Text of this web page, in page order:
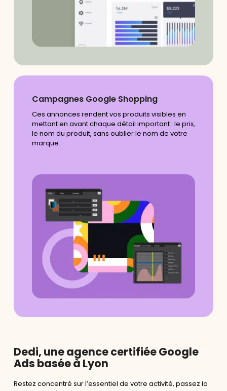
Campagnes Google Shopping
Ces annonces rendent vos produits visibles en
mettant en avant chaque détail important : le prix,
le nom du produit, sans oublier le nom de votre
marque.
Dedi, une agence certifiée Google
Ads basée à Lyon
Restez concentré sur l’essentiel de votre activité, passez la